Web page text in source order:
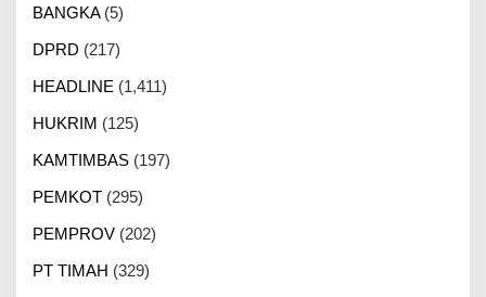
BANGKA(5)
DPRD (217)
HEADLINE (1,411)
HUKRIM (125)
KAMTIMBAS (197)
PEMKOT (295)
PEMPROV (202)
PT TIMAH (329)